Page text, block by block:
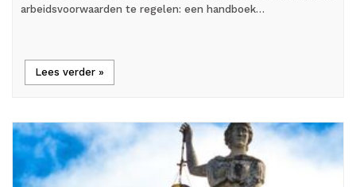
arbeidsvoorwaarden te regelen: een handboek…
Lees verder »